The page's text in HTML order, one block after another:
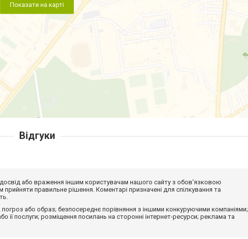
Показати на карті
Відгуки
або враження іншим користувачам нашого сайту з обов'язковою
правильне рішення. Коментарі призначені для спілкування та
або образ; безпосереднє порівняння з іншими конкуруючими компаніями;
її послуги; розміщення посилань на сторонні інтернет-ресурси; реклама та